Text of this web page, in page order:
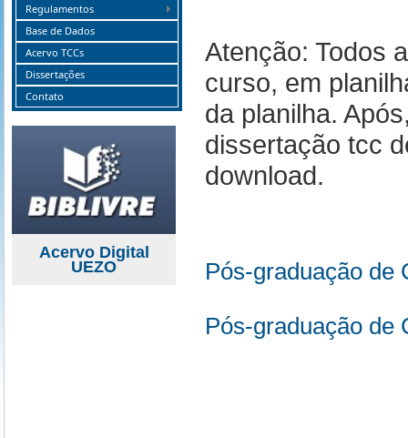
Regulamentos
Base de Dados
Acervo TCCs
Dissertações
Contato
Acervo Digital
UEZO
Atenção: Todos
curso, em
da planilha.
dissertação tcc
download.
Pós-graduação de
Pós-graduação de